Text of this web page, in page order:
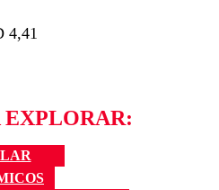
4,41
EXPLORAR: